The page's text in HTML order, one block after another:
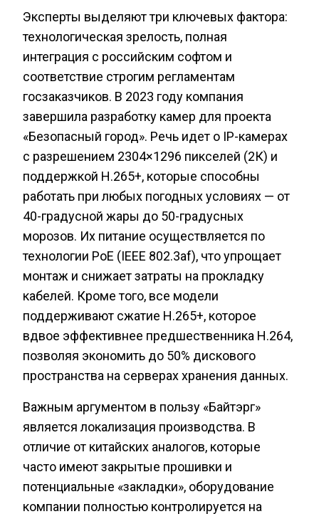
Эксперты выделяют три ключевых фактора:
технологическая зрелость, полная
интеграция с российским софтом и
соответствие строгим регламентам
госзаказчиков. В 2023 году компания
завершила разработку камер для проекта
«Безопасный город». Речь идет о IP-камерах
с разрешением 2304×1296 пикселей (2К) и
поддержкой H.265+, которые способны
работать при любых погодных условиях — от
40-градусной жары до 50-градусных
морозов. Их питание осуществляется по
технологии PoE (IEEE 802.3af), что упрощает
монтаж и снижает затраты на прокладку
кабелей. Кроме того, все модели
поддерживают сжатие H.265+, которое
вдвое эффективнее предшественника H.264,
позволяя экономить до 50% дискового
пространства на серверах хранения данных.
Важным аргументом в пользу «Байтэрг»
является локализация производства. В
отличие от китайских аналогов, которые
часто имеют закрытые прошивки и
потенциальные «закладки», оборудование
компании полностью контролируется на